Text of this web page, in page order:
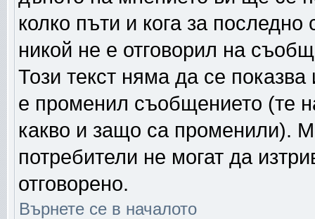
колко пъти и кога за
никой не е отговорил на
Този текст няма да се
е променил съобщението (те
какво и защо са променили).
потребители не могат да
отговорено.
Върнете се в началото